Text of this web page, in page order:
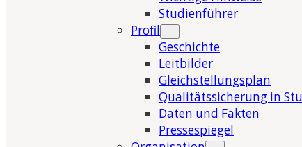
Studienführer
Profil
Geschichte
Leitbilder
Gleichstellungsplan
Qualitätssicherung in
Daten und Fakten
Pressespiegel